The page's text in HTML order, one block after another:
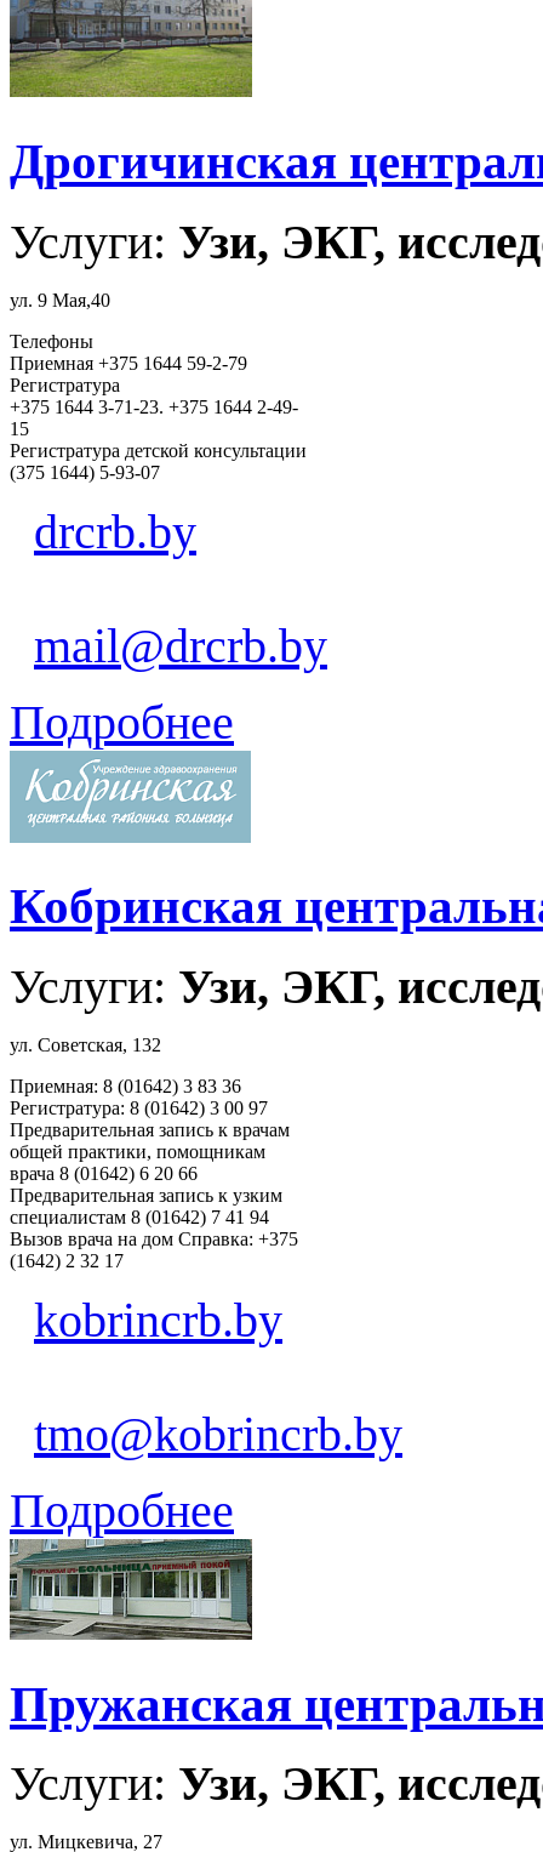
Дрогичинская
Услуги: Узи, ЭКГ,
ул. 9 Мая,40
Телефоны
Приемная +375 1644 59-2-79
Регистратура
+375 1644 3-71-23. +375 1644 2-49-
15
Регистратура детской консультации
(375 1644) 5-93-07
drcrb.by
mail@drcrb.by
Подробнее
Кобринская
Услуги: Узи, ЭКГ,
ул. Советская, 132
Приемная: 8 (01642) 3 83 36
Регистратура: 8 (01642) 3 00 97
Предварительная запись к врачам
общей практики, помощникам
врача 8 (01642) 6 20 66
Предварительная запись к узким
специалистам 8 (01642) 7 41 94
Вызов врача на дом Справка: +375
(1642) 2 32 17
kobrincrb.by
tmo@kobrincrb.by
Подробнее
Пружанская
Услуги: Узи, ЭКГ,
ул. Мицкевича, 27